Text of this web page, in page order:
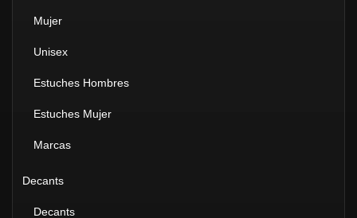
Mujer
Unisex
Estuches Hombres
Estuches Mujer
Marcas
Decants
Decants